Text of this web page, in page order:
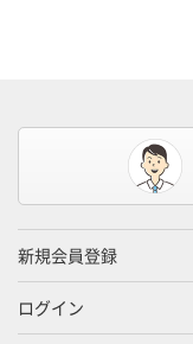
新規会員登録
ログイン